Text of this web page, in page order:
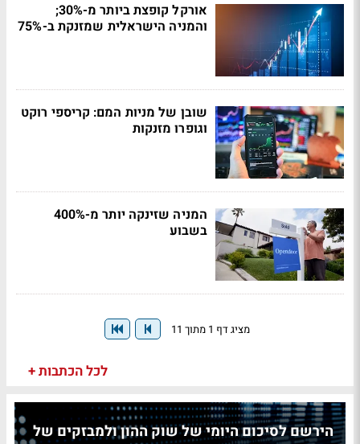
אורקל קופצת ביותר מ-30%;
והמניה הישראלית שמזנקת ב-75%
שובן של מניות המם: קריספי רוקט
וגופרו מזנקות
המניה שזינקה יותר מ-400%
בשבוע
מציג דף 1 מתוך 11
לכל הכתבות +
הירשם לסיכום היומי של שוק ההון ולמבזקים של